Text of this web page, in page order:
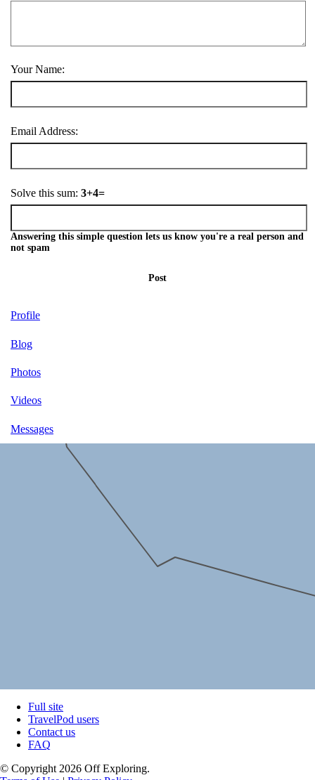
Your Name:
Email Address:
Solve this sum: 3+4=
Answering this simple question lets us know you're a real person and
not spam
Post
Profile
Blog
Photos
Videos
Messages
Full site
TravelPod users
Contact us
FAQ
© Copyright 2026 Off Exploring.